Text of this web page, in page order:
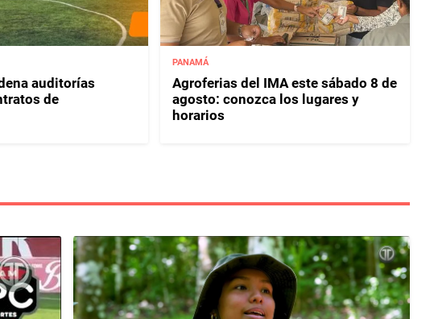
auditorías
de
PANAMÁ
Agroferias del IMA este sábado 8 de
agosto: conozca los lugares y
horarios